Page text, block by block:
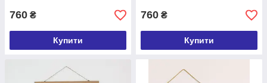
760 ₴
Купити
760 ₴
Купити